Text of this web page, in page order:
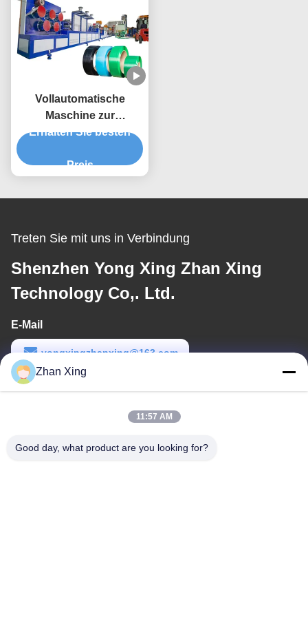
Vollautomatische
Maschine zur
Herstellung von PET-
Erhalten Sie besten
Preis
Treten Sie mit uns in Verbindung
Shenzhen Yong Xing Zhan Xing
Technology Co,. Ltd.
E-Mail
yongxingzhanxing@163.com
Arbeitszeit
Zhan Xing
11:57 AM
Good day, what product are you looking for?